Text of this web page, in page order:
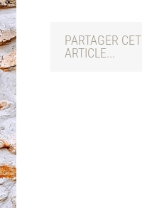
PARTAGER CET
ARTICLE...